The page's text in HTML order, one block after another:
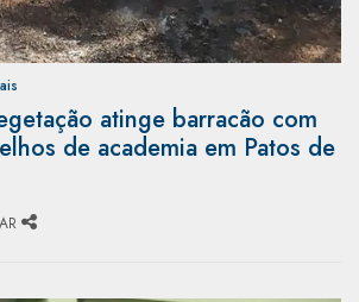
atinge barracão com
de academia em Patos de